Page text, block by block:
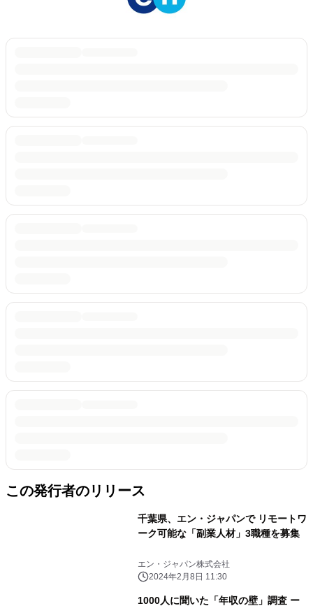
この発行者のリリース
千葉県、エン・ジャパンで リモートワ
ーク可能な「副業人材」3職種を募集
エン・ジャパン株式会社
2024年2月8日 11:30
1000人に聞いた「年収の壁」調査 ー